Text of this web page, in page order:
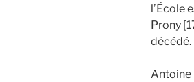
l’École
Prony
décédé.
Antoine